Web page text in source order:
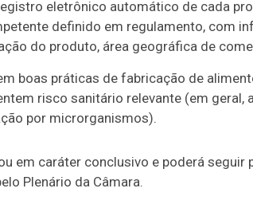
eletrônico automático de cada
definido em regulamento, com
do produto, área geográfica de
boas práticas de fabricação de
risco sanitário relevante (em
por microrganismos).
em caráter conclusivo e poderá seguir
Plenário da Câmara.